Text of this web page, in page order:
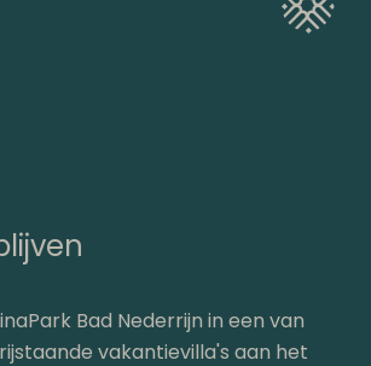
Bad Nederrijn in een van
vakantievilla's aan het